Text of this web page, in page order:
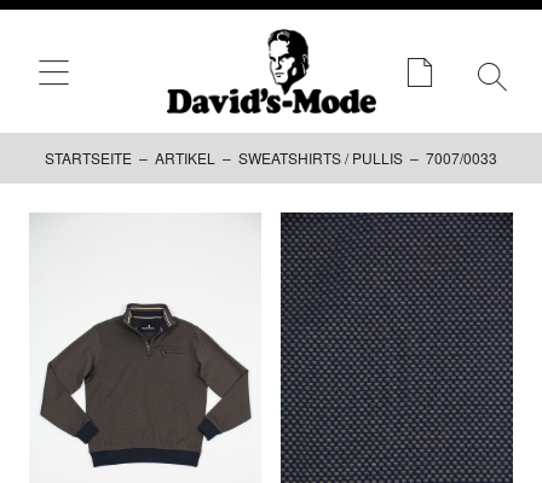
STARTSEITE – ARTIKEL – SWEATSHIRTS / PULLIS – 7007/0033